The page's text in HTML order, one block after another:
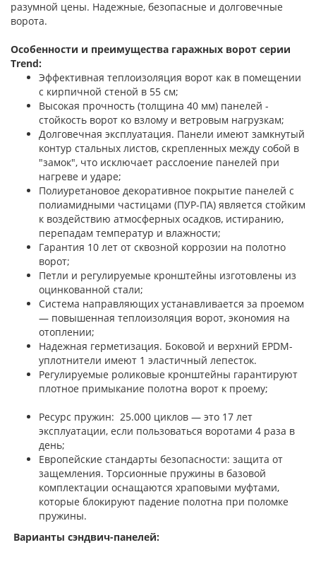
разумной цены. Надежные, безопасные и долговечные
ворота.
Особенности и преимущества гаражных ворот серии
Trend:
Эффективная теплоизоляция ворот как в помещении
с кирпичной стеной в 55 см;
Высокая прочность (толщина 40 мм) панелей -
стойкость ворот ко взлому и ветровым нагрузкам;
Долговечная эксплуатация. Панели имеют замкнутый
контур стальных листов, скрепленных между собой в
"замок", что исключает расслоение панелей при
нагреве и ударе;
Полиуретановое декоративное покрытие панелей с
полиамидными частицами (ПУР-ПА) является стойким
к воздействию атмосферных осадков, истиранию,
перепадам температур и влажности;
Гарантия 10 лет от сквозной коррозии на полотно
ворот;
Петли и регулируемые кронштейны изготовлены из
оцинкованной стали;
Система направляющих устанавливается за проемом
— повышенная теплоизоляция ворот, экономия на
отоплении;
Надежная герметизация. Боковой и верхний EPDM-
уплотнители имеют 1 эластичный лепесток.
Регулируемые роликовые кронштейны гарантируют
плотное примыкание полотна ворот к проему;
Ресурс пружин: 25.000 циклов — это 17 лет
эксплуатации, если пользоваться воротами 4 раза в
день;
Европейские стандарты безопасности: защита от
защемления. Торсионные пружины в базовой
комплектации оснащаются храповыми муфтами,
которые блокируют падение полотна при поломке
пружины.
Варианты сэндвич-панелей: